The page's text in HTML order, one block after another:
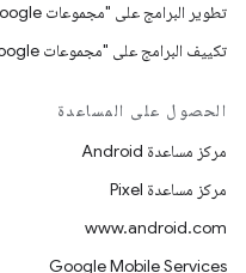
تطوير البرامج على "مجموعات Google"
تكييف البرامج على "مجموعات Google"
الحصول على المساعدة
مركز مساعدة Android
مركز مساعدة Pixel
www.android.com
Google Mobile Services